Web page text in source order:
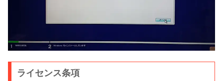
ライセンス条項